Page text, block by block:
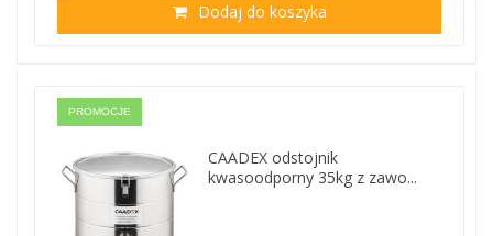
Dodaj do koszyka
PROMOCJE
CAADEX odstojnik
kwasoodporny 35kg z zawo...